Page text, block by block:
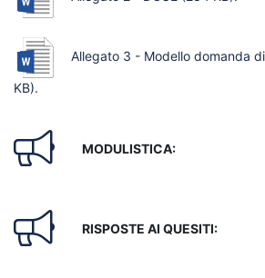
Allegato 3 - Modello domanda
KB).
MODULISTICA:
RISPOSTE AI QUESITI: